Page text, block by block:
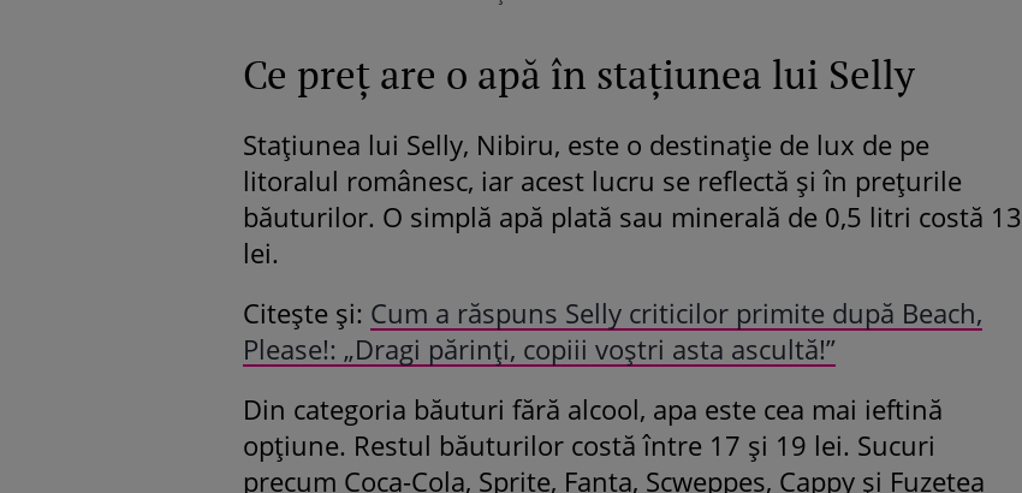
Ce preț are o apă în stațiunea lui Selly
Stațiunea lui Selly, Nibiru, este o destinație de lux de pe
litoralul românesc, iar acest lucru se reflectă și în prețurile
băuturilor. O simplă apă plată sau minerală de 0,5 litri costă 13
lei.
Citește și: Cum a răspuns Selly criticilor primite după Beach,
Please!: „Dragi părinți, copiii voștri asta ascultă!”
Din categoria băuturi fără alcool, apa este cea mai ieftină
opțiune. Restul băuturilor costă între 17 și 19 lei. Sucuri
precum Coca-Cola, Sprite, Fanta, Scweppes, Cappy și Fuzetea